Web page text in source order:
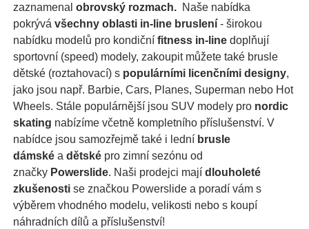
zaznamenal obrovský rozmach. Naše nabídka
pokrývá všechny oblasti in-line bruslení - širokou
nabídku modelů pro kondiční fitness in-line doplňují
sportovní (speed) modely, zakoupit můžete také brusle
dětské (roztahovací) s populárními licenčními designy,
jako jsou např. Barbie, Cars, Planes, Superman nebo Hot
Wheels. Stále populárnější jsou SUV modely pro nordic
skating nabízíme včetně kompletního příslušenství. V
nabídce jsou samozřejmě také i lední brusle
dámské a dětské pro zimní sezónu od
značky Powerslide. Naši prodejci mají dlouholeté
zkušenosti se značkou Powerslide a poradí vám s
výběrem vhodného modelu, velikosti nebo s koupí
náhradních dílů a příslušenství!